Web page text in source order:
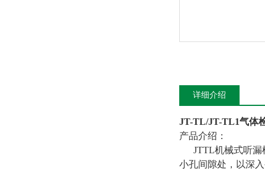
详细介绍
JT-TL/JT-TL1气体
产品介绍：
JTTL机械式听漏
小孔间隙处，以深